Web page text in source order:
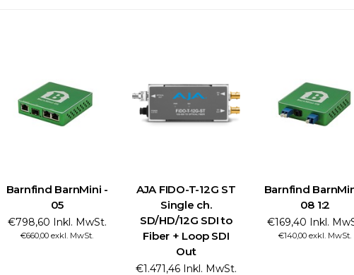
Barnfind BarnMini -
05
€798,60 Inkl. MwSt.
€660,00 exkl. MwSt.
AJA FIDO-T-12G ST
Single ch.
SD/HD/12G SDI to
Fiber + Loop SDI
Out
€1.471,46 Inkl. MwSt.
Barnfind
08 1:2
€169,40 Inkl.
€140,00 exkl. MwSt.